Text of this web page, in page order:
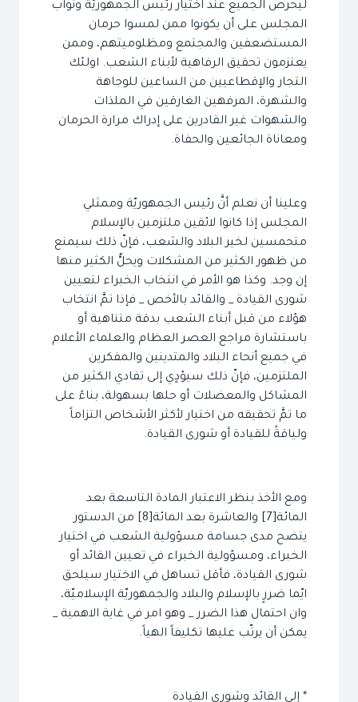
ليحرص الجميع عند اختيار رئيس الجمهوريّة ونواب
المجلس على أن يكونوا ممن لمسوا حرمان
المستضعفين والمجتمع ومظلوميتهم، وممن
يعتزمون تحقيق الرفاهية لأبناء الشعب. اولئك
التجار والإقطاعيين من الساعين للوجاهة
والشهرة، المرفهين الغارقين في الملذات
والشهوات غير القادرين على إدراك مرارة الحرمان
ومعاناة الجائعين والحفاة.
وعلينا أن نعلم أنَّ رئيس الجمهوريّة وممثلي
المجلس إذا كانوا لائقين ملتزمين بالإسلام
متحمسين لخير البلاد والشعب، فإنّ ذلك سيمنع
من ظهور الكثير من المشكلات ويحلُّ الكثير منها
إن وجد. وكذا هو الأمر في انتخاب الخبراء لتعيين
شورى القيادة _ والقائد بالأخص _ فإذا تمَّ انتخاب
هؤلاء من قبل أبناء الشعب بدقة متناهية أو
باستشارة مراجع العصر العظام والعلماء الأعلام
في جميع أنحاء البلاد والمتدينين والمفكرين
الملتزمين، فإنّ ذلك سيؤدٍي إلى تفادي الكثير من
المشاكل والمعضلات أو حلها بسهولة، بناءً على
ما تمَّ تحقيقه من اختيار لأكثر الأشخاص التزاماً
ولياقةً للقيادة أو شورى القيادة.
ومع الأخذ بنظر الاعتبار المادة التاسعة بعد
المائة[7] والعاشرة بعد المائة[8] من الدستور
يتضح مدى جسامة مسؤولية الشعب في اختيار
الخبراء، ومسؤولية الخبراء في تعيين القائد أو
شورى القيادة، فأقل تساهل في الاختيار سيلحق
ايّما ضررٍ بالإسلام والبلاد والجمهوريّة الإسلاميّة،
وان احتمال هذا الضرر _ وهو امر في غاية الاهمية _
يمكن أن يرتّب عليها تكليفاً الهياً.
* إلى القائد وشورى القيادة